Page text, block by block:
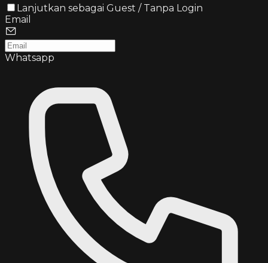
Lanjutkan sebagai Guest / Tanpa Login
Email
Whatsapp